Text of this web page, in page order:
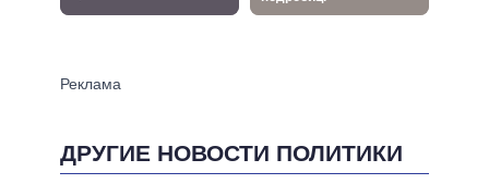
ДРУГИЕ НОВОСТИ ПОЛИТИКИ